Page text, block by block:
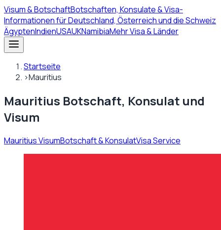
Visum& BotschaftBotschaften, Konsulate & Visa-
Informationen für Deutschland, Österreich und die Schweiz
ÄgyptenIndienUSAUKNamibiaMehr Visa & Länder
Startseite
›Mauritius
Mauritius Botschaft, Konsulat und
Visum
Mauritius VisumBotschaft & KonsulatVisa Service